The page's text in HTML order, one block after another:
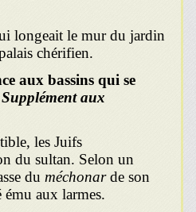
longeait le mur du jardin
chérifien.
aux bassins qui se
Supplément aux
les Juifs
du sultan. Selon un
du méchonarde son
ému aux larmes.